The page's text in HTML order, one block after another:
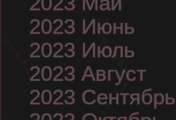
2023 Июнь
2023 Июль
2023 Август
2023 Сентябрь